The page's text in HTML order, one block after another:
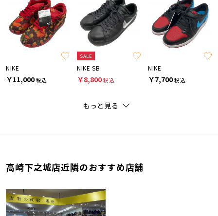
NIKE
￥11,000税込
SALE
NIKE SB
￥8,800税込
NIKE
￥7,700税込
もっと見る
高崎下之城店近隣のおすすめ店舗